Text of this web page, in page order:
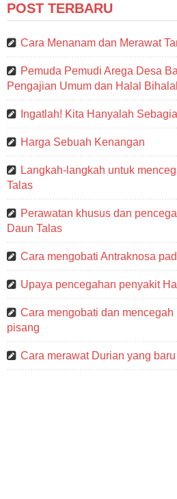
POST TERBARU
Cara Menanam dan Merawat
Pemuda Pemudi Arega Desa
Pengajian Umum dan Halal Bihalal
Ingatlah! Kita Hanyalah
Harga Sebuah Kenangan
Langkah-langkah untuk
Talas
Perawatan khusus dan
Daun Talas
Cara mengobati Antraknosa
Upaya pencegahan penyakit
Cara mengobati dan mencegah
pisang
Cara merawat Durian yang